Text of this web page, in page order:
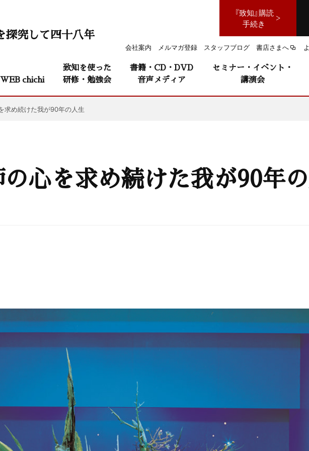
『致知』購読
手続き
会社案内 メルマガ登録 スタッフブログ 書店さまへ
探究して四十八年
WEB chichi
致知を使った
研修・勉強会
書籍・CD・DVD
音声メディア
セミナー・イベント・
講演会
求め続けた我が90年の人生
心を求め続けた我が90年